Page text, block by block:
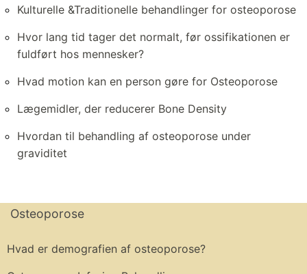
Kulturelle &Traditionelle behandlinger for osteoporose
Hvor lang tid tager det normalt, før ossifikationen er
fuldført hos mennesker?
Hvad motion kan en person gøre for Osteoporose
Lægemidler, der reducerer Bone Density
Hvordan til behandling af osteoporose under
graviditet
Osteoporose
Hvad er demografien af ​​osteoporose?